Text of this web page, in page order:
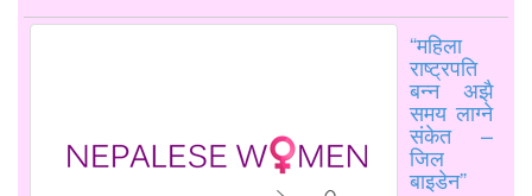
“महिला
राष्ट्रपति
बन्न अझै
समय लाग्ने
संकेत –
जिल
बाइडेन”